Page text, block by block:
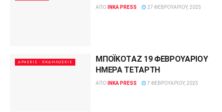
ΑΠΌ INKA PRESS 27 ΦΕΒΡΟΥΑΡΊΟΥ, 2025
ΔΡΆΣΕΙΣ - ΕΚΔΗΛΏΣΕΙΣ
ΜΠΟΪΚΟΤAΖ 19 ΦΕΒΡΟΥΑΡΙΟΥ
ΗΜEΡΑ ΤΕΤAΡΤΗ
ΑΠΌ INKA PRESS 7 ΦΕΒΡΟΥΑΡΊΟΥ, 2025